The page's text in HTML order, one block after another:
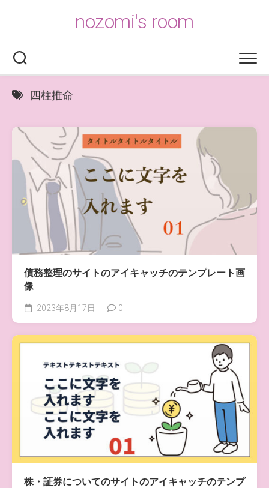
nozomi's room
四柱推命
債務整理のサイトのアイキャッチのテンプレート画
像
2023年8月17日 0
株・証券についてのサイトのアイキャッチのテンプ